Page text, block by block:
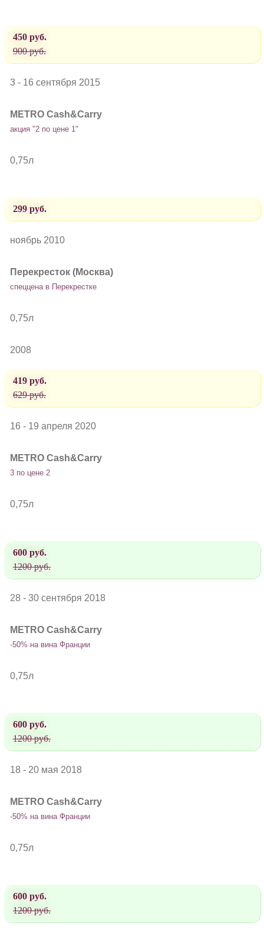
450 руб.
900 руб.
3 - 16 сентября 2015
METRO Cash&Carry
акция "2 по цене 1"
0,75л
299 руб.
ноябрь 2010
Перекресток (Москва)
спеццена в Перекрестке
0,75л
2008
419 руб.
629 руб.
16 - 19 апреля 2020
METRO Cash&Carry
3 по цене 2
0,75л
600 руб.
1200 руб.
28 - 30 сентября 2018
METRO Cash&Carry
-50% на вина Франции
0,75л
600 руб.
1200 руб.
18 - 20 мая 2018
METRO Cash&Carry
-50% на вина Франции
0,75л
600 руб.
1200 руб.